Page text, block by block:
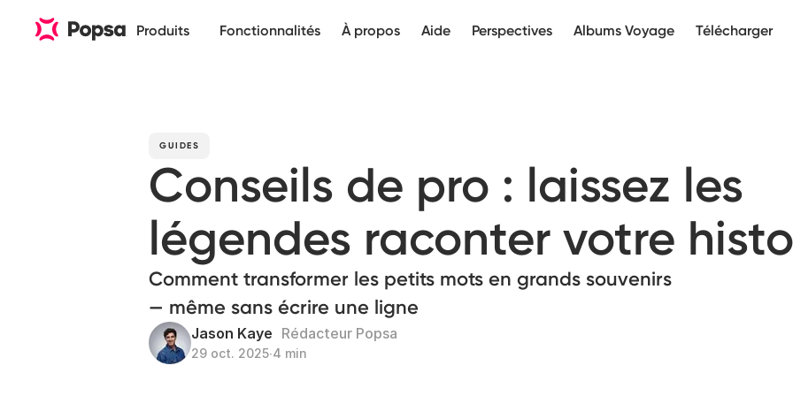
Produits Fonctionnalités À propos Aide Perspectives Albums Voyage Télécharger
GUIDES
Conseils de pro : laissez les
légendes raconter votre
Comment transformer les petits mots en grands souvenirs
— même sans écrire une ligne
Jason Kaye Rédacteur Popsa
29 oct. 2025∙4 min